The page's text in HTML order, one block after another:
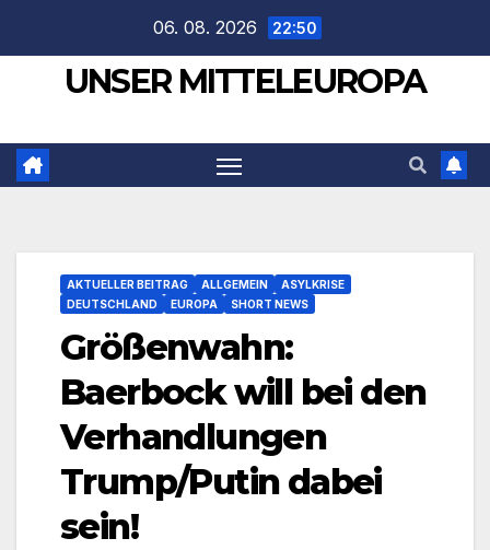
springen
06. 08. 2026 22:50
UNSER MITTELEUROPA
AKTUELLER BEITRAG ALLGEMEIN
ASYLKRISE
DEUTSCHLAND
EUROPA SHORT NEWS
Größenwahn:
Baerbock will bei den
Verhandlungen
Trump/Putin dabei
sein!